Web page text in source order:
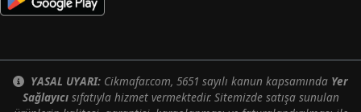
YASAL UYARI: Cikmafar.com, 5651 sayılı kanun kapsamında Yer
Sağlayıcısıfatıyla hizmet vermektedir. Sitemizde satışa sunulan